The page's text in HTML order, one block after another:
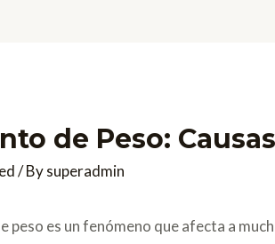
de Peso:
/ Bysuperadmin
peso es un fenómeno que afecta a